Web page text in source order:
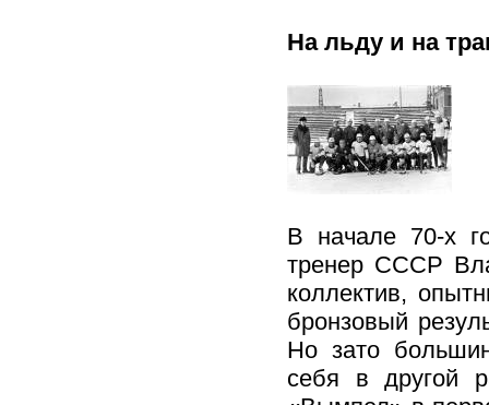
На льду и на
В начале 70-х
тренер СССР
коллектив,
бронзовый
Но зато
себя в другой